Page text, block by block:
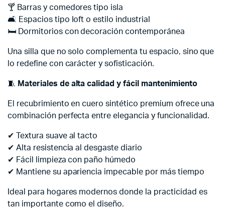
🍸 Barras y comedores tipo isla
🛋️ Espacios tipo loft o estilo industrial
🛏️ Dormitorios con decoración contemporánea
Una silla que no solo complementa tu espacio, sino que
lo redefine con carácter y sofisticación.
🧵 Materiales de alta calidad y fácil mantenimiento
El recubrimiento en cuero sintético premium ofrece una
combinación perfecta entre elegancia y funcionalidad.
✔ Textura suave al tacto
✔ Alta resistencia al desgaste diario
✔ Fácil limpieza con paño húmedo
✔ Mantiene su apariencia impecable por más tiempo
Ideal para hogares modernos donde la practicidad es
tan importante como el diseño.